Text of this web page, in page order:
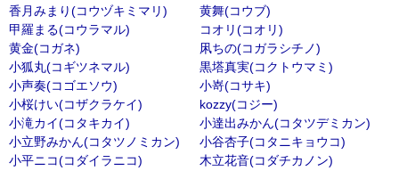
香月みまり(コウヅキミマリ)
黄舞(コウブ)
甲羅まる(コウラマル)
コオリ(コオリ)
黄金(コガネ)
凩ちの(コガラシチノ)
小狐丸(コギツネマル)
黒塔真実(コクトウマミ)
小声奏(コゴエソウ)
小嵜(コサキ)
小桜けい(コザクラケイ)
kozzy(コジー)
小滝カイ(コタキカイ)
小達出みかん(コタツデミカン)
小立野みかん(コタツノミカン)
小谷杏子(コタニキョウコ)
小平ニコ(コダイラニコ)
木立花音(コダチカノン)